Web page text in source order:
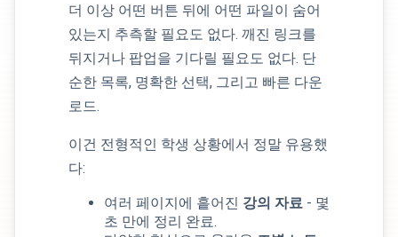
더 이상 어떤 버튼 뒤에 어떤 파일이 숨어
있는지 추측할 필요도 없다. 깨진 링크를
뒤지거나 팝업을 기다릴 필요도 없다. 단
순한 목록, 명확한 선택, 그리고 빠른 다운
로드.
이건 전형적인 학생 상황에서 정말 유용했
다:
여러 페이지에 흩어진 강의 자료 - 몇
초 만에 정리 완료.